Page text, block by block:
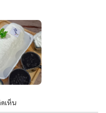
เห็น